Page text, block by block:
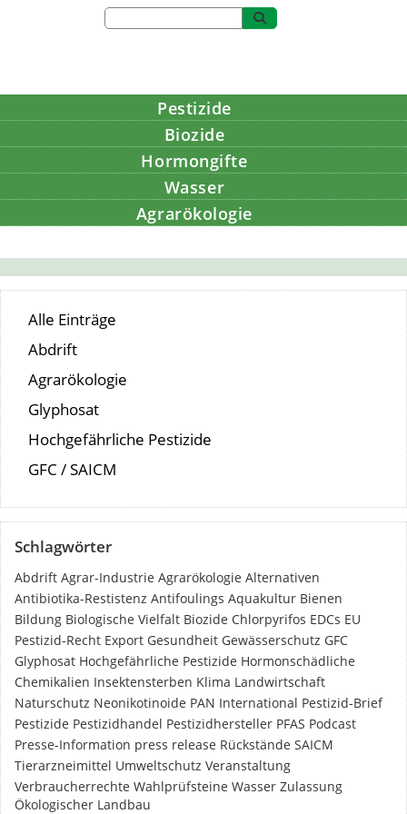
Pestizide
Biozide
Hormongifte
Wasser
Agrarökologie
Alle Einträge
Abdrift
Agrarökologie
Glyphosat
Hochgefährliche Pestizide
GFC / SAICM
Schlagwörter
Abdrift Agrar-Industrie Agrarökologie Alternativen
Antibiotika-Restistenz Antifoulings Aquakultur Bienen
Bildung Biologische Vielfalt Biozide Chlorpyrifos EDCs EU
Pestizid-Recht Export Gesundheit Gewässerschutz GFC
Glyphosat Hochgefährliche Pestizide Hormonschädliche
Chemikalien Insektensterben Klima Landwirtschaft
Naturschutz Neonikotinoide PAN International Pestizid-Brief
Pestizide Pestizidhandel Pestizidhersteller PFAS Podcast
Presse-Information press release Rückstände SAICM
Tierarzneimittel Umweltschutz Veranstaltung
Verbraucherrechte Wahlprüfsteine Wasser Zulassung
Ökologischer Landbau